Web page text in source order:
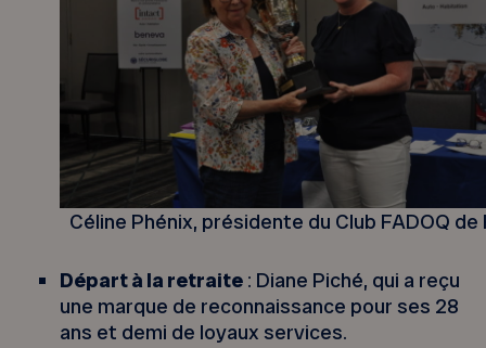
Céline Phénix, présidente du Club FADOQ de
Départ à la retraite : Diane Piché, qui a reçu
une marque de reconnaissance pour ses 28
ans et demi de loyaux services.